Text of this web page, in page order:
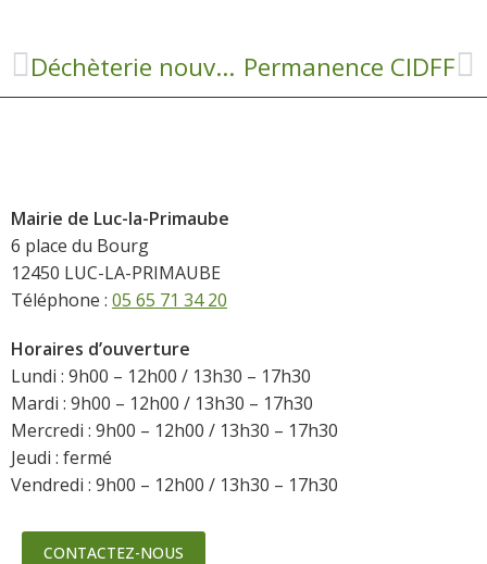
Déchèterie nouveaux horaires Permanence CIDFF
Mairie de Luc-la-Primaube
6 place du Bourg
12450 LUC-LA-PRIMAUBE
Téléphone : 05 65 71 34 20
Horaires d’ouverture
Lundi : 9h00 – 12h00 / 13h30 – 17h30
Mardi : 9h00 – 12h00 / 13h30 – 17h30
Mercredi : 9h00 – 12h00 / 13h30 – 17h30
Jeudi : fermé
Vendredi : 9h00 – 12h00 / 13h30 – 17h30
CONTACTEZ-NOUS